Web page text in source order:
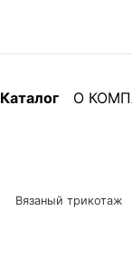
Каталог О
Вязаный трикотаж